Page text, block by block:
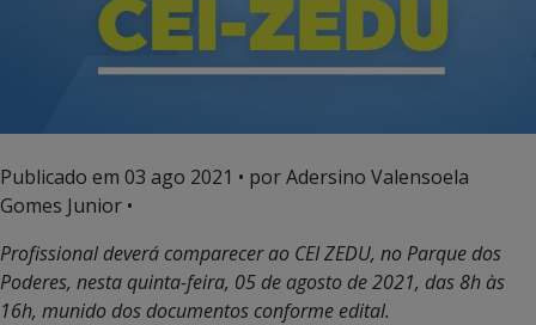
Publicado em 03 ago 2021 • por Adersino Valensoela
Gomes Junior •
Profissional deverá comparecer ao CEI ZEDU, no Parque dos
Poderes, nesta quinta-feira, 05 de agosto de 2021, das 8h às
16h, munido dos documentos conforme edital.